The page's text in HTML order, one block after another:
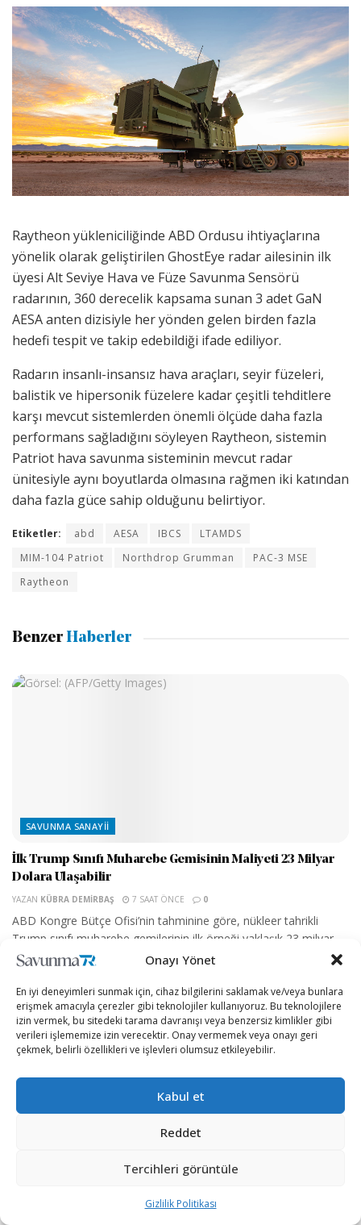
Onayı Yönet
En iyi deneyimleri sunmak için, cihaz bilgilerini saklamak ve/veya bunlara
erişmek amacıyla çerezler gibi teknolojiler kullanıyoruz. Bu teknolojilere
izin vermek, bu sitedeki tarama davranışı veya benzersiz kimlikler gibi
verileri işlememize izin verecektir. Onay vermemek veya onayı geri
çekmek, belirli özellikleri ve işlevleri olumsuz etkileyebilir.
Kabul et
Reddet
Tercihleri görüntüle
Gizlilik Politikası
Raytheon yükleniciliğinde ABD Ordusu ihtiyaçlarına
yönelik olarak geliştirilen GhostEye radar ailesinin ilk
üyesi Alt Seviye Hava ve Füze Savunma Sensörü
radarının, 360 derecelik kapsama sunan 3 adet GaN
AESA anten dizisiyle her yönden gelen birden fazla
hedefi tespit ve takip edebildiği ifade ediliyor.
Radarın insanlı-insansız hava araçları, seyir füzeleri,
balistik ve hipersonik füzelere kadar çeşitli tehditlere
karşı mevcut sistemlerden önemli ölçüde daha fazla
performans sağladığını söyleyen Raytheon, sistemin
Patriot hava savunma sisteminin mevcut radar
ünitesiyle aynı boyutlarda olmasına rağmen iki katından
daha fazla güce sahip olduğunu belirtiyor.
Etiketler: abd AESA IBCS
LTAMDS
MIM-104 Patriot
Northdrop Grumman
PAC-3 MSE
Raytheon
Benzer Haberler
SAVUNMA SANAYII
İlk Trump Sınıfı Muharebe Gemisinin Maliyeti 23 Milyar
Dolara Ulaşabilir
YAZAN KÜBRA DEMIRBAŞ 7 SAAT ÖNCE 0
ABD Kongre Bütçe Ofisi’nin tahminine göre, nükleer tahrikli
Trump sınıfı muharebe gemilerinin ilk örneği yaklaşık 23 milyar
dolara mal olabilir....
ASELSAN 2026’nın ilk yarı finansal sonuçlarını açıkladı
ASELSAN, enflasyon muhasebesi uygulanmış 2026 yılı birinci